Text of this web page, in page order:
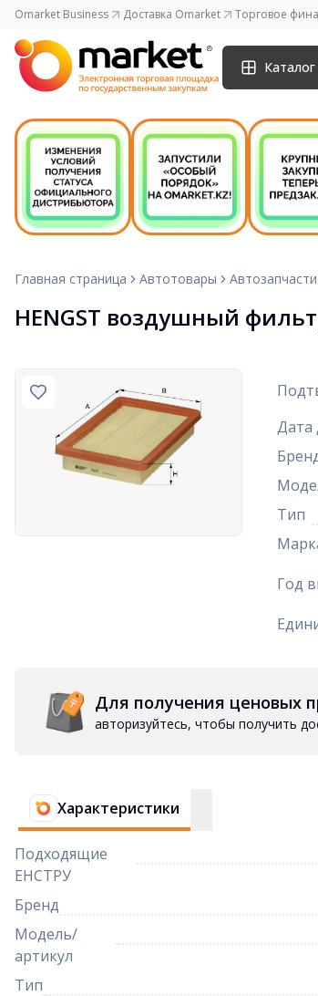
Omarket Business Доставка Omarket Торговое
Каталог
Главная страница Автотовары Автозапчасти
HENGST воздушный
Дата
Тип
Год
Для получения ценовых
авторизуйтесь, чтобы получить
Характеристики
Подходящие
ЕНСТРУ
Бренд
Модель/
артикул
Тип